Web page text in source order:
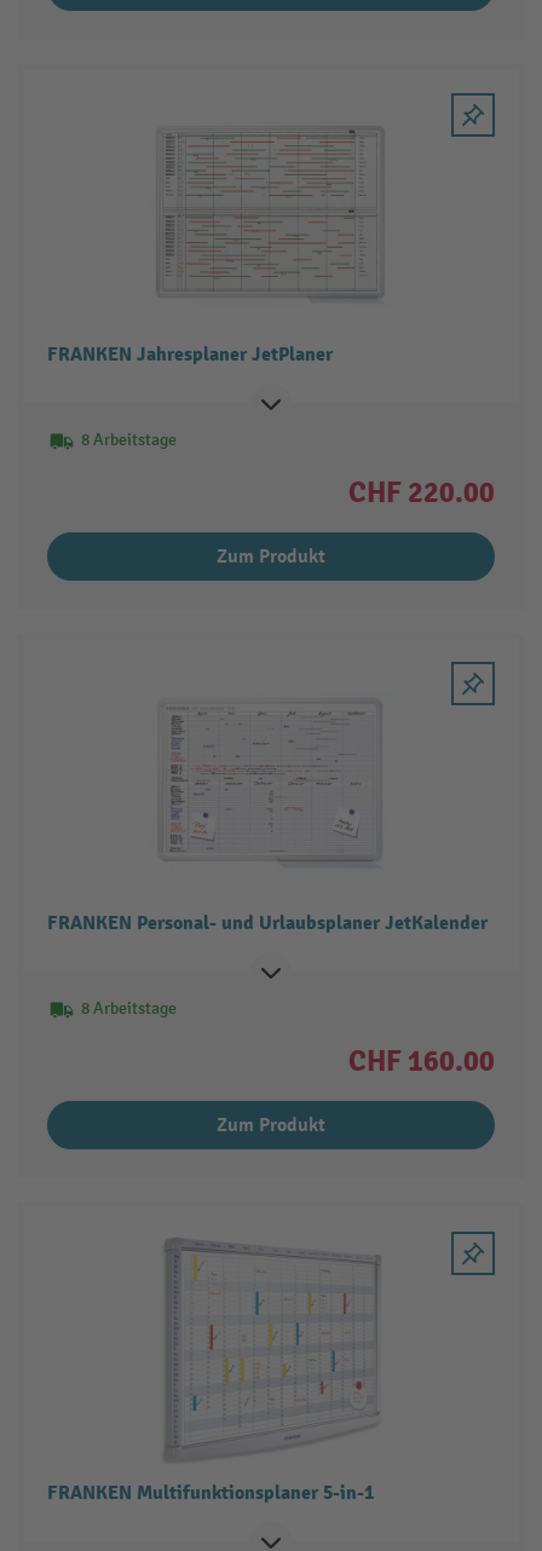
FRANKEN Jahresplaner JetPlaner
8 Arbeitstage
CHF 220.00
Zum Produkt
FRANKEN Personal- und Urlaubsplaner JetKalender
8 Arbeitstage
CHF 160.00
Zum Produkt
FRANKEN Multifunktionsplaner 5-in-1